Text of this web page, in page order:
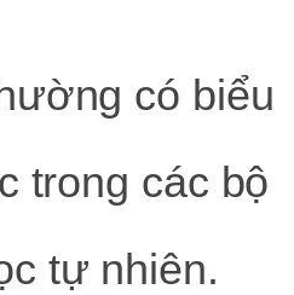
có biểu
trong các bộ
tự nhiên.